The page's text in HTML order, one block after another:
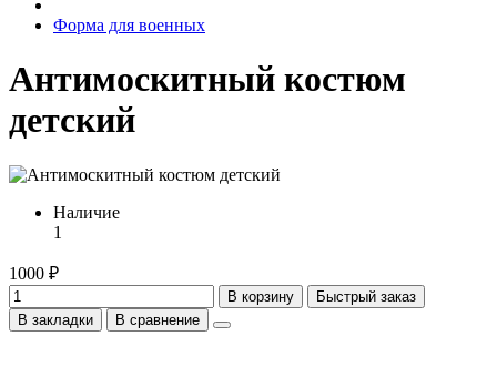
Форма для военных
Антимоскитный костюм
детский
Наличие
1
1000 ₽
В корзину
Быстрый заказ
В закладки
В сравнение